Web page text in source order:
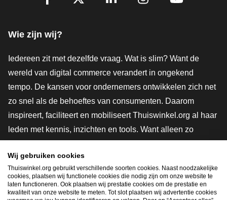
Wie zijn wij?
Iedereen zit met dezelfde vraag. Wat is slim? Want de
wereld van digital commerce verandert in ongekend
tempo. De kansen voor ondernemers ontwikkelen zich net
zo snel als de behoeftes van consumenten. Daarom
inspireert, faciliteert en mobiliseert Thuiswinkel.org al haar
leden met kennis, inzichten en tools. Want alleen zo
innovatievere toekomst. Dus groei ook mee en maak
shoppen slimmer.
Lid worden
Wij gebruiken cookies
Thuiswinkel.org gebruikt verschillende soorten cookies. Naast noodzakelijke
cookies, plaatsen wij functionele cookies die nodig zijn om onze website te
laten functioneren. Ook plaatsen wij prestatie cookies om de prestatie en
kwaliteit van onze website te meten. Tot slot plaatsen wij advertentie cookies